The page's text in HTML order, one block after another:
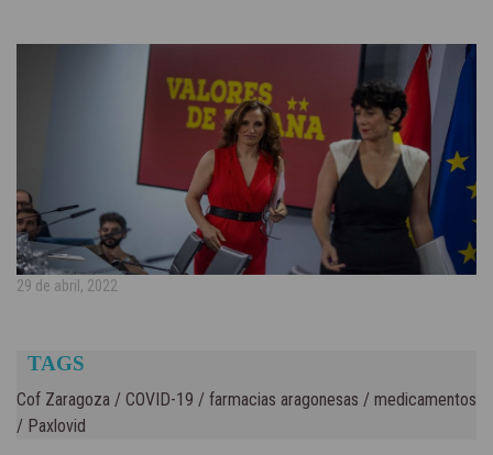
29 de abril, 2022
TAGS
Cof Zaragoza / COVID-19 / farmacias aragonesas / medicamentos
/ Paxlovid